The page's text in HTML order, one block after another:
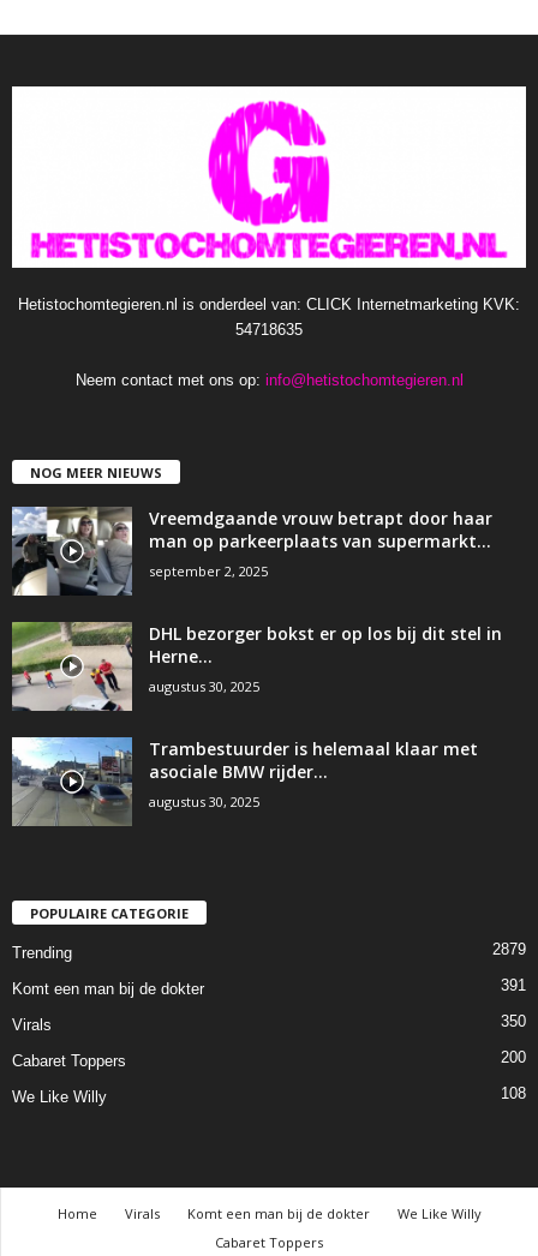
Hetistochomtegieren.nl is onderdeel van: CLICK Internetmarketing KVK:
54718635
Neem contact met ons op: info@hetistochomtegieren.nl
NOG MEER NIEUWS
Vreemdgaande vrouw betrapt door haar
man op parkeerplaats van supermarkt…
september 2, 2025
DHL bezorger bokst er op los bij dit stel in
Herne…
augustus 30, 2025
Trambestuurder is helemaal klaar met
asociale BMW rijder…
augustus 30, 2025
POPULAIRE CATEGORIE
Trending 2879
Komt een man bij de dokter 391
Virals 350
Cabaret Toppers 200
We Like Willy 108
Home Virals Komt een man bij de dokter
We Like Willy
Cabaret Toppers